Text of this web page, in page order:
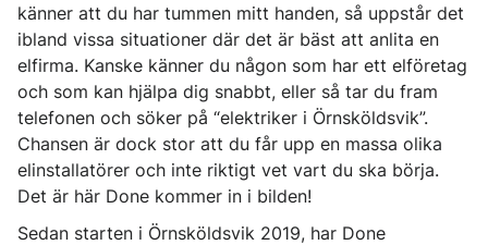
känner att du har tummen mitt handen, så uppstår det
ibland vissa situationer där det är bäst att anlita en
elfirma. Kanske känner du någon som har ett elföretag
och som kan hjälpa dig snabbt, eller så tar du fram
telefonen och söker på “elektriker i Örnsköldsvik”.
Chansen är dock stor att du får upp en massa olika
elinstallatörer och inte riktigt vet vart du ska börja.
Det är här Done kommer in i bilden!
Sedan starten i Örnsköldsvik 2019, har Done